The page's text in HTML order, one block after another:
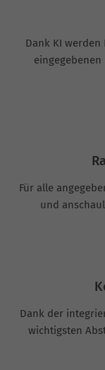
Dank KI
eingegebenen
Für alle
und
Dank der
wichtigsten